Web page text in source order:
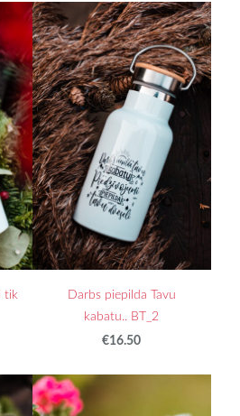
tik
Darbs piepilda Tavu
kabatu.. BT_2
€16.50